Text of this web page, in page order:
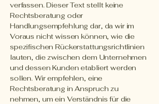
verfassen. Dieser Text stellt keine
Rechtsberatung oder
Handlungsempfehlung dar, da wir im
Voraus nicht wissen können, wie die
spezifischen Rückerstattungsrichtlinien
lauten, die zwischen dem Unternehmen
und dessen Kunden etabliert werden
sollen. Wir empfehlen, eine
Rechtsberatung in Anspruch zu
nehmen, um ein Verständnis für die